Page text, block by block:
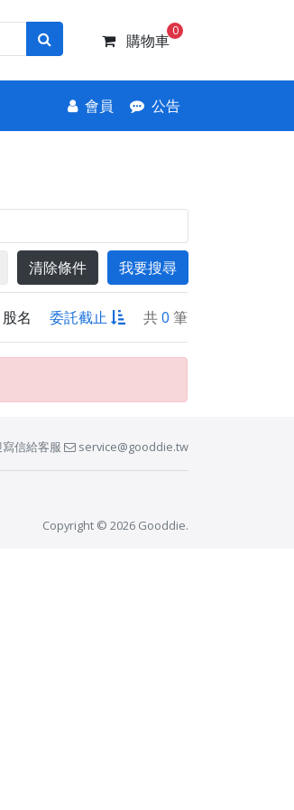
購物車
0
會員 公告
清除條件 我要搜尋
股名 委託截止 共0 筆
信給客服 service@gooddie.tw
Copyright © 2026 Gooddie.